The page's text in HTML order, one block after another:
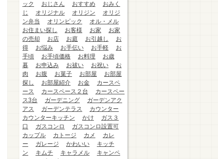
ック
おじさん おすすめ
おみく
じ
オリジナル オリジン
オリジ
ン弁当
オリンピック
オル・メル
お住まい探し
お客様 お家
お家
の売却
お店 お庭 お引越し
お
得
お悩み お手伝い お手軽
お
手頃
お手頃価格 お料理
お歳
暮
お申込み お祓い お祝い
お
肉
お腹 お菓子 お部屋
お部屋
探し
お部屋紹介 お金
カースペ
ース
カースペース２台
カースペー
ス3台
ガーデニング
ガーデンアク
アス
ガーデンテラス
カウンター
カウンターキッチン
かけ
ガス３
口
ガスコンロ
ガスコンロ設置可
カップル
カトージ カメ
カレ
ー
ガレージ かわいい
キッチ
ン
キムチ キャラメル
キャンペ